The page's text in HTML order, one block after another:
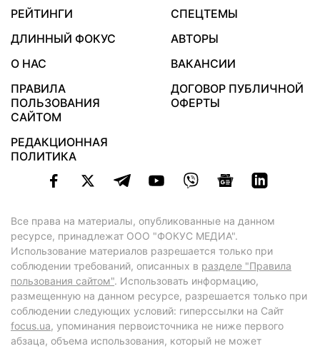
РЕЙТИНГИ
СПЕЦТЕМЫ
ДЛИННЫЙ ФОКУС
АВТОРЫ
О НАС
ВАКАНСИИ
ПРАВИЛА
ПОЛЬЗОВАНИЯ
САЙТОМ
ДОГОВОР ПУБЛИЧНОЙ
ОФЕРТЫ
РЕДАКЦИОННАЯ
ПОЛИТИКА
Все права на материалы, опубликованные на данном
ресурсе, принадлежат ООО "ФОКУС МЕДИА".
Использование материалов разрешается только при
соблюдении требований, описанных в разделе "Правила
пользования сайтом". Использовать информацию,
размещенную на данном ресурсе, разрешается только при
соблюдении следующих условий: гиперссылки на Сайт
focus.ua, упоминания первоисточника не ниже первого
абзаца, объема использования, который не может